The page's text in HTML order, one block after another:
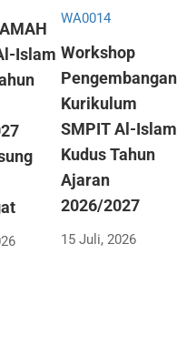
Islam Workshop
Pengembangan
Kurikulum
SMPIT Al-Islam
Kudus Tahun
Ajaran
2026/2027
15 Juli, 2026